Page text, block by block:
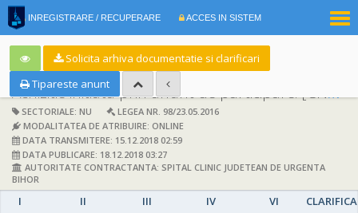
INREGISTRARE / RECUPERARE ACCES IN SISTEM
Solicita arhiva documentatie si clarificari
Tipareste anunt
Achizitie initiata prin anunt de participare:[CN1007531] -
SECTORIALE: NU
LEGEA NR. 98/23.05.2016
MODALITATEA DE ATRIBUIRE: ONLINE
DATA TRANSMITERE: 15.12.2018 02:59
DATA PUBLICARE: 18.12.2018 03:27
AUTORITATE CONTRACTANTA: SPITAL CLINIC JUDETEAN DE URGENTA
BIHOR
I II III IV VI
DETALII
Documentatie de atribuire: